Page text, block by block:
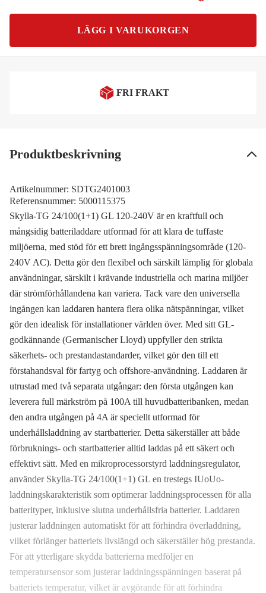
LÄGG I VARUKORGEN
FRI FRAKT
Produktbeskrivning
Artikelnummer: SDTG2401003
Referensnummer: 5000115375
Skylla-TG 24/100(1+1) GL 120-240V är en kraftfull och
mångsidig batteriladdare utformad för att klara de tuffaste
miljöerna, med stöd för ett brett ingångsspänningsområde (120-
240V AC). Detta gör den flexibel och särskilt lämplig för globala
användningar, särskilt i krävande industriella och marina miljöer
där strömförhållandena kan variera. Tack vare den universella
ingången kan laddaren hantera flera olika nätspänningar, vilket
gör den idealisk för installationer världen över. Med sitt GL-
godkännande (Germanischer Lloyd) uppfyller den strikta
säkerhets- och prestandastandarder, vilket gör den till ett
förstahandsval för fartyg och offshore-användning. Laddaren är
utrustad med två separata utgångar: den första utgången kan
leverera full märkström på 100A till huvudbatteribanken, medan
den andra utgången på 4A är speciellt utformad för
underhållsladdning av startbatterier. Detta säkerställer att både
förbruknings- och startbatterier alltid laddas på ett säkert och
effektivt sätt. Med en mikroprocessorstyrd laddningsregulator,
använder Skylla-TG 24/100(1+1) GL en trestegs IUoUo-
laddningskarakteristik som optimerar laddningsprocessen för alla
batterityper, inklusive slutna underhållsfria batterier. Laddaren
justerar laddningen automatiskt för att förhindra överladdning,
vilket förlänger batteriets livslängd och säkerställer hög prestanda.
För att ytterligare skydda batterierna medföljer en
temperatursensor som justerar laddningsspänningen baserat på
batteriets temperatur, vilket är avgörande för att förhindra